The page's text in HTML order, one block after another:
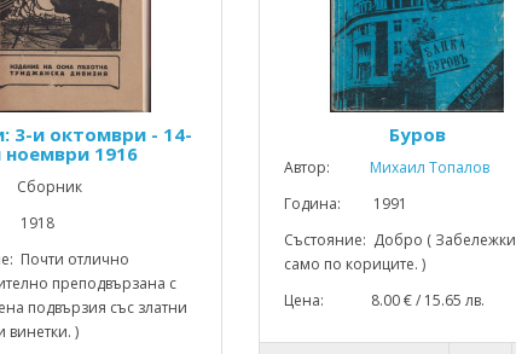
3-и октомври - 14-
ноември 1916
1918
Почти отлично
преподвързана с
подвързия със златни
винетки. )
Буров
Автор:
Михаил Топалов
Година: 1991
Състояние: Добро ( Забележки
само по кориците. )
Цена: 8.00 € / 15.65 лв.